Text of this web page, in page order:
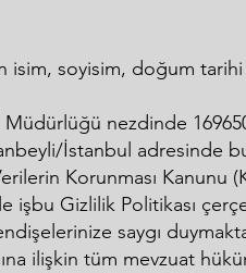
soyisim, doğum
nezdinde
İstanbul adresinde
Korunması
işbu Gizlilik Politikası
saygı
ilişkin tüm mevzuat